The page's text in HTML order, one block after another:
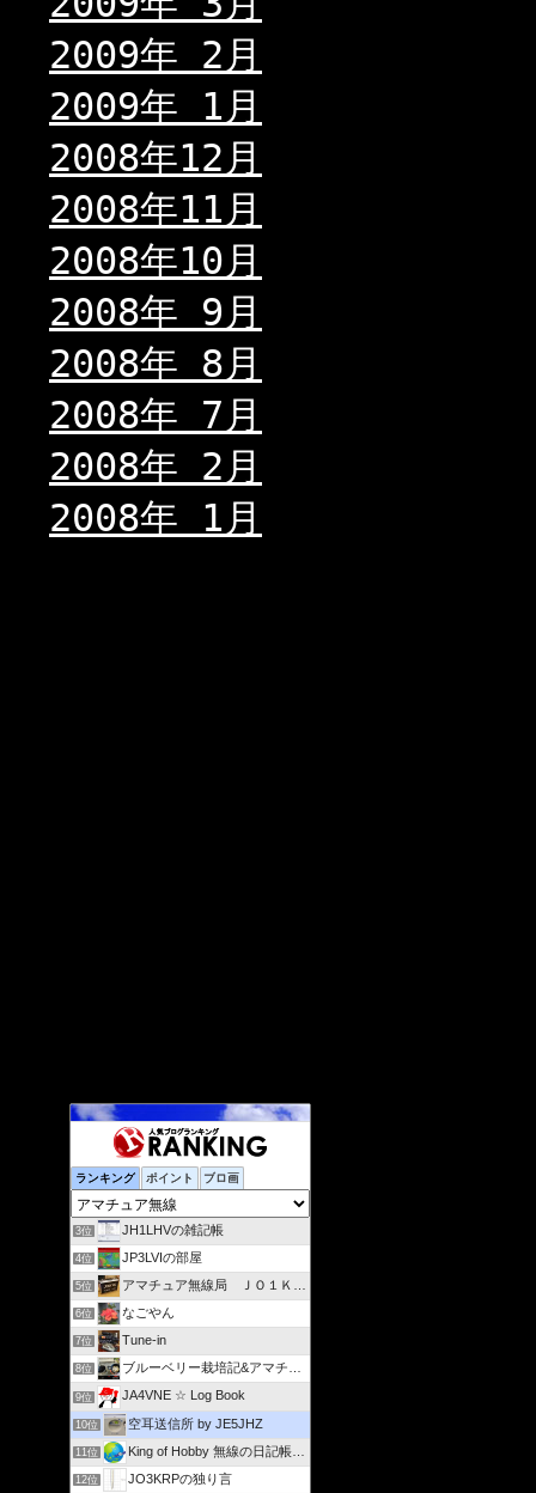
2009年 2月
2009年 1月
2008年12月
2008年11月
2008年10月
2008年 9月
2008年 8月
2008年 7月
2008年 2月
2008年 1月
ランキング ポイント ブロ画
3位 JH1LHVの雑記帳
4位 JP3LVIの部屋
5位 アマチュア無線局 ＪＯ１ＫＶＳ
6位 なごやん
7位 Tune-in
8位 ブルーベリー栽培記&アマチュア無線(JA4IZL)活動記録
9位 JA4VNE ☆ Log Book
10位 空耳送信所 by JE5JHZ
11位 King of Hobby 無線の日記帳 from 広島
12位 JO3KRPの独り言